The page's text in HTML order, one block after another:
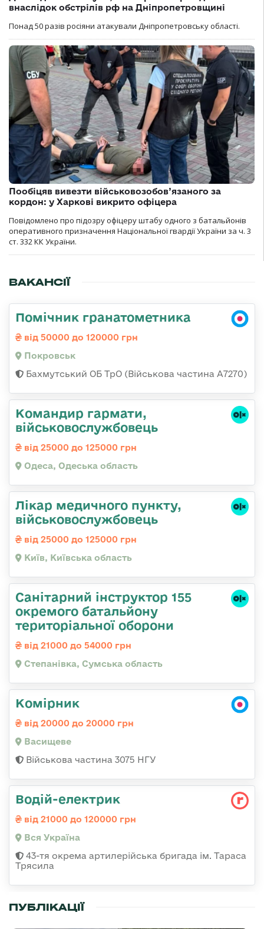
внаслідок обстрілів рф на Дніпропетровщині
Понад 50 разів росіяни атакували Дніпропетровську області.
Пообіцяв вивезти військовозобов’язаного за
кордон: у Харкові викрито офіцера
Повідомлено про підозру офіцеру штабу одного з батальйонів
оперативного призначення Національної гвардії України за ч. 3
ст. 332 КК України.
ВАКАНСІЇ
Помічник гранатометника
від 50000 до 120000 грн
Покровськ
Бахмутський ОБ ТрО (Військова частина А7270)
Командир гаpмати,
військовослужбовець
від 25000 до 125000 грн
Одеса, Одеська область
Лікар медичного пункту,
військовослужбовець
від 25000 до 125000 грн
Київ, Київська область
Санітарний інструктор 155
окремого батальйону
територіальної оборони
від 21000 до 54000 грн
Степанівка, Сумська область
Комірник
від 20000 до 20000 грн
Васищеве
Військова частина 3075 НГУ
Водій-електрик
від 21000 до 120000 грн
Вся Україна
43-тя окрема артилерійська бригада ім. Тараса
Трясила
ПУБЛІКАЦІЇ